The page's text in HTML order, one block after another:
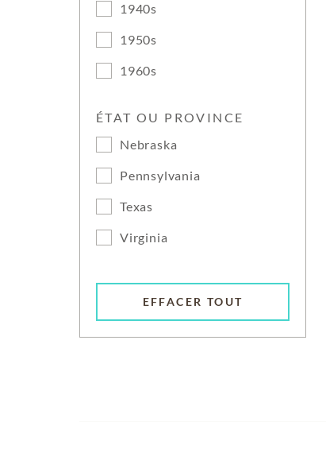
1940s
1950s
1960s
ÉTAT OU PROVINCE
Nebraska
Pennsylvania
Texas
Virginia
EFFACER TOUT